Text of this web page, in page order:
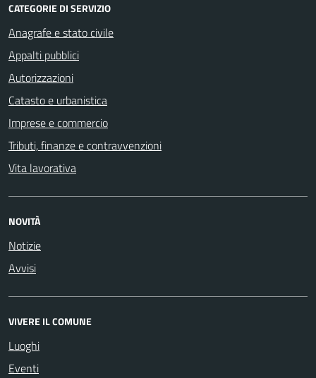
CATEGORIE DI SERVIZIO
Anagrafe e stato civile
Appalti pubblici
Autorizzazioni
Catasto e urbanistica
Imprese e commercio
Tributi, finanze e contravvenzioni
Vita lavorativa
NOVITÀ
Notizie
Avvisi
VIVERE IL COMUNE
Luoghi
Eventi